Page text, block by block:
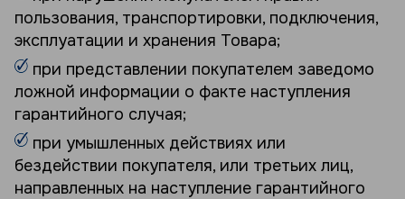
пользования, транспортировки, подключения,
эксплуатации и хранения Товара;
при представлении покупателем заведомо
ложной информации о факте наступления
гарантийного случая;
при умышленных действиях или
бездействии покупателя, или третьих лиц,
направленных на наступление гарантийного